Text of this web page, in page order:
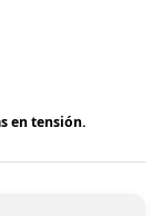
en tensión.